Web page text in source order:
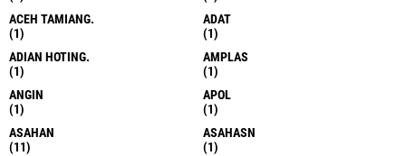
ACEH TAMIANG.
(1)
ADAT
(1)
ADIAN HOTING.
(1)
AMPLAS
(1)
ANGIN
(1)
APOL
(1)
ASAHAN
(11)
ASAHASN
(1)